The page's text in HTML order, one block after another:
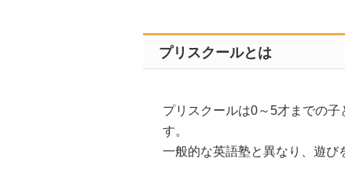
プリスクールとは
プリスクールは0～5才までの
す。
一般的な英語塾と異なり、遊び